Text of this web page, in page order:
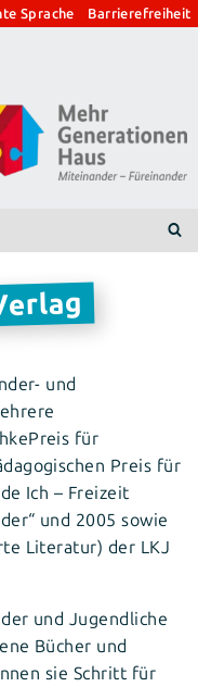
Sprache Barrierefreiheit
und
für
Preis für
Ich – Freizeit
und 2005 sowie
Literatur) der LKJ
und Jugendliche
Bücher und
sie Schritt für